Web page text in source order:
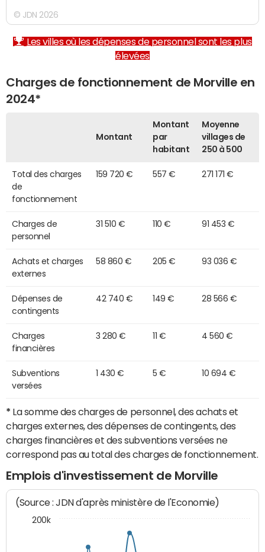
© JDN 2026
Les villes où les dépenses de personnel sont les plus
élevées
Charges de fonctionnement de Morville en
2024*
Montant
Montant
par
habitant
Moyenne
villages de
250 à 500
Total des charges
de
fonctionnement
159 720 € 557 € 271 171 €
Charges de
personnel
31 510 € 110 € 91 453 €
Achats et charges
externes
58 860 € 205 € 93 036 €
Dépenses de
contingents
42 740 € 149 € 28 566 €
Charges
financières
3 280 € 11 € 4 560 €
Subventions
versées
1 430 € 5 € 10 694 €
* La somme des charges de personnel, des achats et
charges externes, des dépenses de contingents, des
charges financières et des subventions versées ne
correspond pas au total des charges de fonctionnement.
Emplois d'investissement de Morville
(Source : JDN d'après ministère de l'Economie)
200k